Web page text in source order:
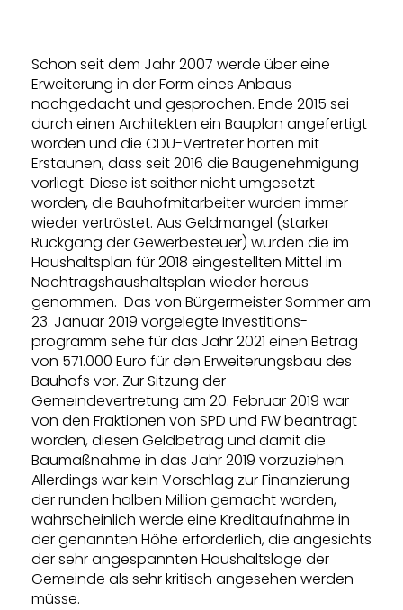
Schon seit dem Jahr 2007 werde über eine
Erweiterung in der Form eines Anbaus
nachgedacht und gesprochen. Ende 2015 sei
durch einen Architekten ein Bauplan angefertigt
worden und die CDU-Vertreter hörten mit
Erstaunen, dass seit 2016 die Baugenehmigung
vorliegt. Diese ist seither nicht umgesetzt
worden, die Bauhofmitarbeiter wurden immer
wieder vertröstet. Aus Geldmangel (starker
Rückgang der Gewerbesteuer) wurden die im
Haushaltsplan für 2018 eingestellten Mittel im
Nachtragshaushaltsplan wieder heraus
genommen. Das von Bürgermeister Sommer am
23. Januar 2019 vorgelegte Investitions-
programm sehe für das Jahr 2021 einen Betrag
von 571.000 Euro für den Erweiterungsbau des
Bauhofs vor. Zur Sitzung der
Gemeindevertretung am 20. Februar 2019 war
von den Fraktionen von SPD und FW beantragt
worden, diesen Geldbetrag und damit die
Baumaßnahme in das Jahr 2019 vorzuziehen.
Allerdings war kein Vorschlag zur Finanzierung
der runden halben Million gemacht worden,
wahrscheinlich werde eine Kreditaufnahme in
der genannten Höhe erforderlich, die angesichts
der sehr angespannten Haushaltslage der
Gemeinde als sehr kritisch angesehen werden
müsse.